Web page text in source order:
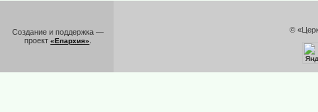
Создание и поддержка —
проект «Епархия»
©